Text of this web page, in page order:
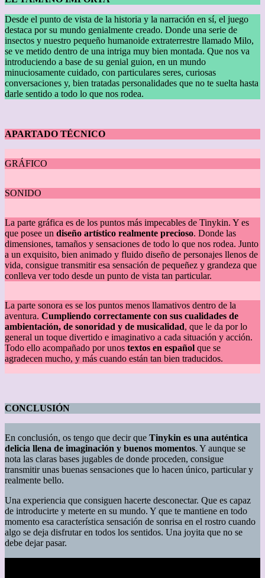
Desde el punto de vista de la historia y la narración en sí, el juego
destaca por su mundo genialmente creado. Donde una serie de
insectos y nuestro pequeño humanoide extraterrestre llamado Milo,
se ve metido dentro de una intriga muy bien montada. Que nos va
introduciendo a base de su genial guion, en un mundo
minuciosamente cuidado, con particulares seres, curiosas
conversaciones y, bien tratadas personalidades que no te suelta hasta
darle sentido a todo lo que nos rodea.
APARTADO TÉCNICO
GRÁFICO
SONIDO
La parte gráfica es de los puntos más impecables de Tinykin. Y es
que posee un diseño artístico realmente precioso. Donde las
dimensiones, tamaños y sensaciones de todo lo que nos rodea. Junto
a un exquisito, bien animado y fluido diseño de personajes llenos de
vida, consigue transmitir esa sensación de pequeñez y grandeza que
conlleva ver todo desde un punto de vista tan particular.
La parte sonora es se los puntos menos llamativos dentro de la
aventura. Cumpliendo correctamente con sus cualidades de
ambientación, de sonoridad y de musicalidad, que le da por lo
general un toque divertido e imaginativo a cada situación y acción.
Todo ello acompañado por unos textos en español que se
agradecen mucho, y más cuando están tan bien traducidos.
CONCLUSIÓN
En conclusión, os tengo que decir que Tinykin es una auténtica
delicia llena de imaginación y buenos momentos. Y aunque se
nota las claras bases jugables de donde proceden, consigue
transmitir unas buenas sensaciones que lo hacen único, particular y
realmente bello.
Una experiencia que consiguen hacerte desconectar. Que es capaz
de introducirte y meterte en su mundo. Y que te mantiene en todo
momento esa característica sensación de sonrisa en el rostro cuando
algo se deja disfrutar en todos los sentidos. Una joyita que no se
debe dejar pasar.